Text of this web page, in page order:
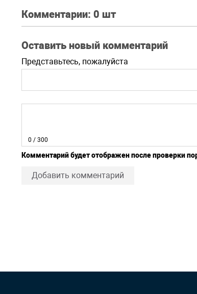
Комментарии: 0 шт
Оставить новый комментарий
Представьтесь, пожалуйста
0 / 300
Комментарий будет отображен после проверки
Добавить комментарий